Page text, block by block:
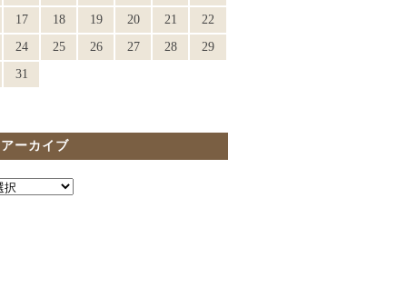
17 18 19 20 21
22
24 25 26 27 28
29
31
ーカイブ